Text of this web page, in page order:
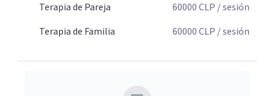
Terapia de Pareja
60000CLP / sesión
Terapia de Familia
60000CLP / sesión